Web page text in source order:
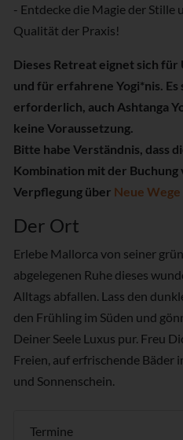
- Entdecke die Magie der Stille
Qualität der Praxis!
Dieses Retreat eignet sich
und für erfahrene Yogi*nis.
erforderlich, auch Ashtanga
keine Voraussetzung.
Bitte habe Verständnis, dass
Kombination mit der
Verpflegung über Neue Wege
Der Ort
Erlebe Mallorca von seiner
abgelegenen Ruhe dieses
Alltags abfallen. Lass den
den Frühling im Süden und
Deiner Seele Luxus pur. Freu
Freien, auf erfrischende Bäder
und Sonnenschein.
Termine